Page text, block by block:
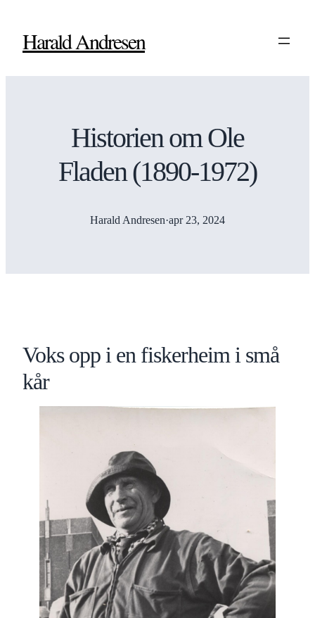
Harald Andresen
Historien om Ole
Fladen (1890-1972)
Harald Andresen·apr 23, 2024
Voks opp i en fiskerheim i små
kår